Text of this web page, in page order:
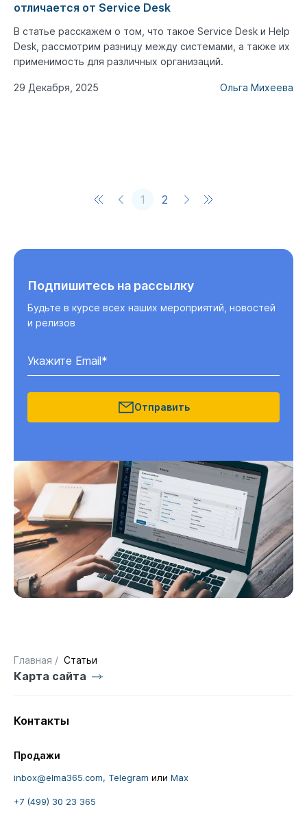
отличается от Service Desk
В статье расскажем о том, что такое Service Desk и Help
Desk, рассмотрим разницу между системами, а также их
применимость для различных организаций.
29 Декабря, 2025 Ольга Михеева
1 2
Подпишитесь на рассылку
Будьте в курсе всех наших мероприятий, новостей
и релизов
Отправить
Главная / Статьи
Карта сайта
Контакты
Продажи
inbox@elma365.com, Telegram или Max
+7 (499) 30 23 365